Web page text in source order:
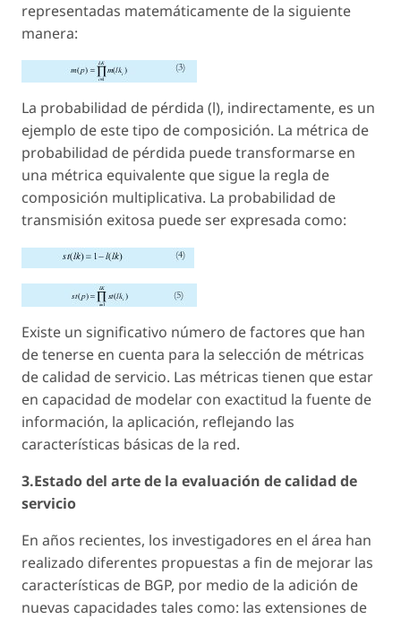
representadas matemáticamente de la siguiente
manera:
La probabilidad de pérdida (l), indirectamente, es un
ejemplo de este tipo de composición. La métrica de
probabilidad de pérdida puede transformarse en
una métrica equivalente que sigue la regla de
composición multiplicativa. La probabilidad de
transmisión exitosa puede ser expresada como:
Existe un significativo número de factores que han
de tenerse en cuenta para la selección de métricas
de calidad de servicio. Las métricas tienen que estar
en capacidad de modelar con exactitud la fuente de
información, la aplicación, reflejando las
características básicas de la red.
3.Estado del arte de la evaluación de calidad de
servicio
En años recientes, los investigadores en el área han
realizado diferentes propuestas a fin de mejorar las
características de BGP, por medio de la adición de
nuevas capacidades tales como: las extensiones de